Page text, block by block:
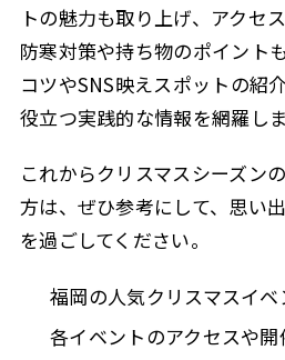
トの魅力も取り上げ、アクセ
防寒対策や持ち物のポイント
コツやSNS映えスポットの紹
役立つ実践的な情報を網羅しま
これからクリスマスシーズン
方は、ぜひ参考にして、思い
を過ごしてください。
福岡の人気クリスマスイ
各イベントのアクセスや